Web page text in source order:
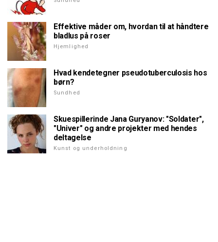
Effektive måder om, hvordan til at håndtere
bladlus på roser
Hjemlighed
Hvad kendetegner pseudotuberculosis hos
børn?
Sundhed
Skuespillerinde Jana Guryanov: "Soldater",
"Univer" og andre projekter med hendes
deltagelse
Kunst og underholdning